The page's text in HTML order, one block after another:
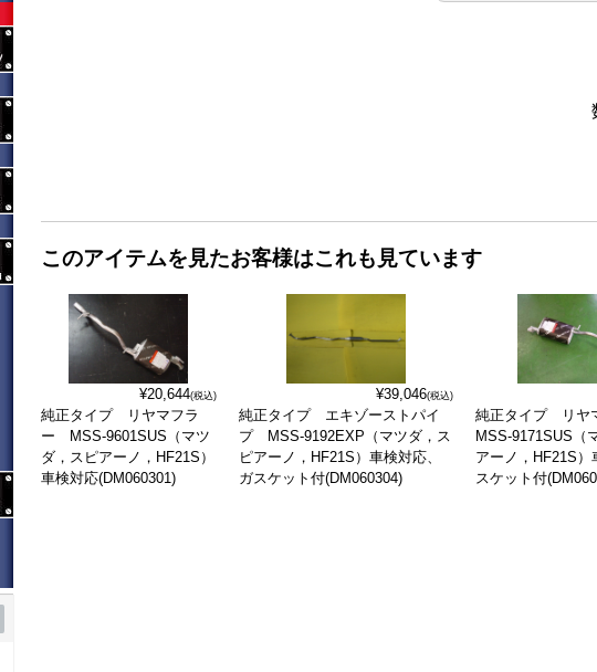
このアイテムを見たお客様はこれも見ています
¥20,644(税込)
純正タイプ リヤマフラ
ー MSS-9601SUS（マツ
ダ，スピアーノ，HF21S）
車検対応(DM060301)
¥39,046(税込)
純正タイプ エキゾーストパイ
プ MSS-9192EXP（マツダ，ス
ピアーノ，HF21S）車検対応、
ガスケット付(DM060304)
純正タイプ リヤ
MSS-9171SUS（
アーノ，HF21S）
スケット付